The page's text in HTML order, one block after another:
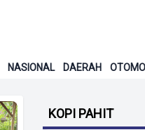
NASIONAL DAERAH
KOPI PAHIT